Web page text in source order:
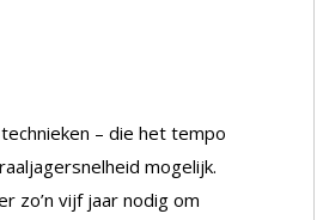
– die het tempo
mogelijk.
zo’n vijf jaar nodig om